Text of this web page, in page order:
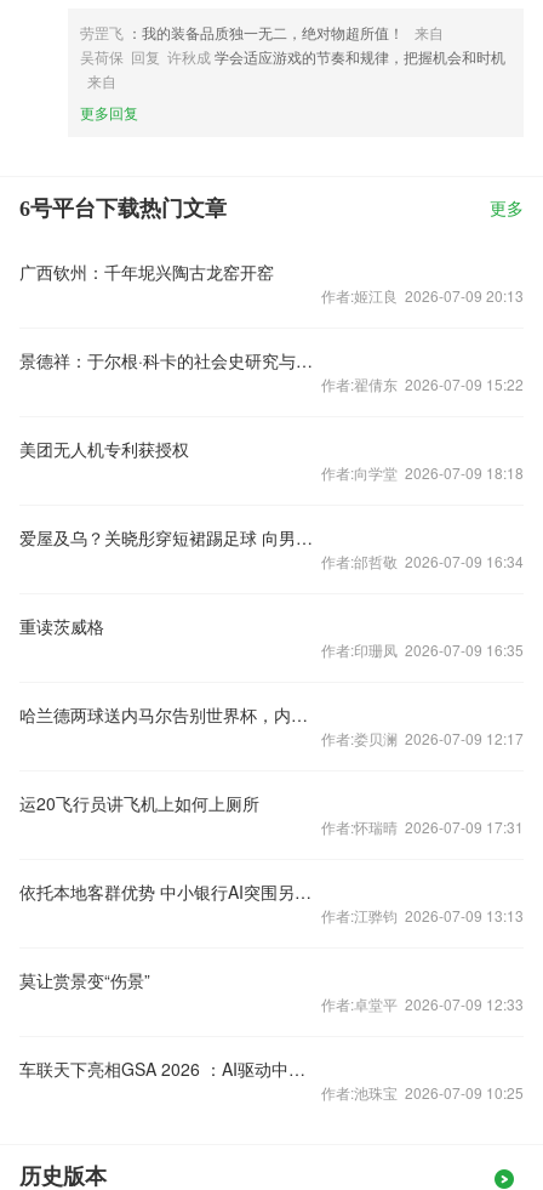
劳罡飞 ：我的装备品质独一无二，绝对物超所值！
来自
吴荷保 回复 许秋成 学会适应游戏的节奏和规律，把握机会和时机
来自
更多回复
6号平台下载热门文章 更多
广西钦州：千年坭兴陶古龙窑开窑
作者:姬江良 2026-07-09 20:13
景德祥：于尔根·科卡的社会史研究与德国史学变迁
作者:翟倩东 2026-07-09 15:22
美团无人机专利获授权
作者:向学堂 2026-07-09 18:18
爱屋及乌？关晓彤穿短裙踢足球 向男友鹿晗靠齐
作者:邰哲敬 2026-07-09 16:34
重读茨威格
作者:印珊凤 2026-07-09 16:35
哈兰德两球送内马尔告别世界杯，内马尔跪地哭泣，你看到的是新王登基，还是老将悲歌？
作者:娄贝澜 2026-07-09 12:17
运20飞行员讲飞机上如何上厕所
作者:怀瑞晴 2026-07-09 17:31
依托本地客群优势 中小银行AI突围另辟蹊径
作者:江骅钧 2026-07-09 13:13
莫让赏景变“伤景”
作者:卓堂平 2026-07-09 12:33
车联天下亮相GSA 2026 ：AI驱动中央计算，开启绿色智能出行新未来
作者:池珠宝 2026-07-09 10:25
历史版本